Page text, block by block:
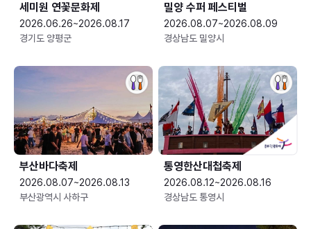
세미원 연꽃문화제
2026.06.26~2026.08.17
경기도 양평군
밀양 수퍼 페스티벌
2026.08.07~2026.08.09
경상남도 밀양시
부산바다축제
2026.08.07~2026.08.13
부산광역시 사하구
통영한산대첩축제
2026.08.12~2026.08.16
경상남도 통영시